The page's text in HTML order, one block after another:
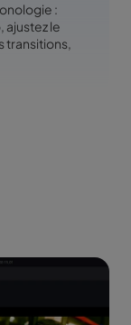
:
ajustez le
transitions,